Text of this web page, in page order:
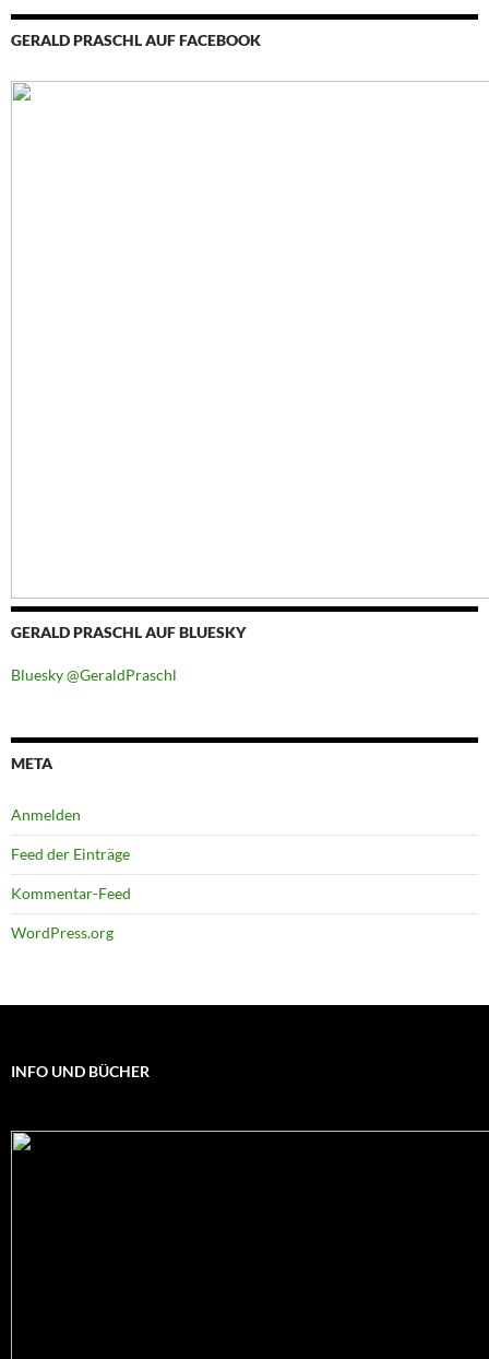
GERALD PRASCHL AUF FACEBOOK
GERALD PRASCHL AUF BLUESKY
Bluesky @GeraldPraschl
META
Anmelden
Feed der Einträge
Kommentar-Feed
WordPress.org
INFO UND BÜCHER